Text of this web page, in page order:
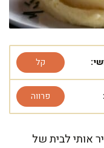
קל
פרווה
אותי לבית של